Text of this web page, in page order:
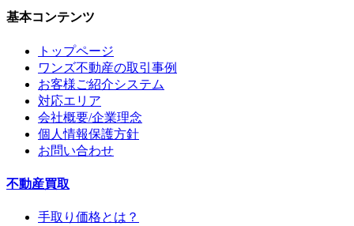
基本コンテンツ
トップページ
ワンズ不動産の取引事例
お客様ご紹介システム
対応エリア
会社概要/企業理念
個人情報保護方針
お問い合わせ
不動産買取
手取り価格とは？